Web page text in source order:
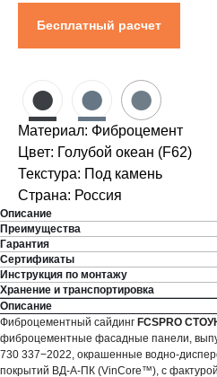
Бесплатный расчет
● ● ●
Материал: Фиброцемент
Цвет: Голубой океан (F62)
Текстура: Под камень
Страна: Россия
Описание
Преимущества
Гарантия
Сертификаты
Инструкция по монтажу
Хранение и транспортировка
Описание
Фиброцементный сайдинг FCSPRO
фиброцементные фасадные панели,
730 337−2022, окрашенные водно-
покрытий ВД-А-ПК (VinCore™), с фактурой